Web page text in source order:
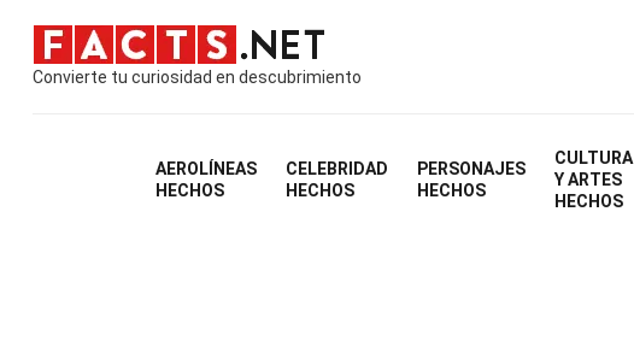
Convierte tu curiosidad en descubrimiento
AEROLÍNEAS
HECHOS
CELEBRIDAD
HECHOS
PERSONAJES
HECHOS
CULTURA
Y ARTES
HECHOS